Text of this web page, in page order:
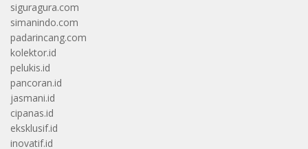
siguragura.com
simanindo.com
padarincang.com
kolektor.id
pelukis.id
pancoran.id
jasmani.id
cipanas.id
eksklusif.id
inovatif.id